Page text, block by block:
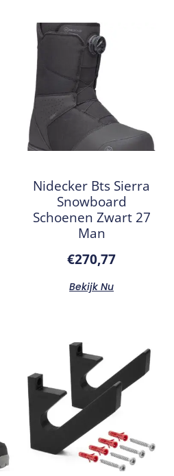
Nidecker Bts Sierra
Snowboard
Schoenen Zwart 27
Man
€270,77
Bekijk Nu